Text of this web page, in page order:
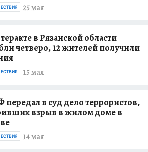
25 мая
в Рязанской области
четверо, 12 жителей получили
15 мая
передал в суд дело террористов,
взрыв в жилом доме в
14 мая